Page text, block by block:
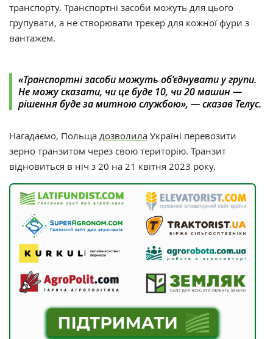
транспорту. Транспортні засоби можуть для цього
групувати, а не створювати трекер для кожної фури з
вантажем.
«Транспортні засоби можуть об’єднувати у групи.
Не можу сказати, чи це буде 10, чи 20 машин—
рішення буде за митною службою», — сказав Телус.
Нагадаємо, Польща дозволила Україні перевозити
зерно транзитом через свою територію. Транзит
відновиться в ніч з 20 на 21 квітня 2023 року.